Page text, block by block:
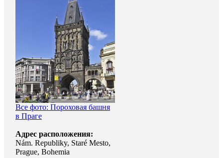
Все фото: Пороховая башня
в Праге
Адрес расположения:
Nám. Republiky, Staré Mesto,
Prague, Bohemia